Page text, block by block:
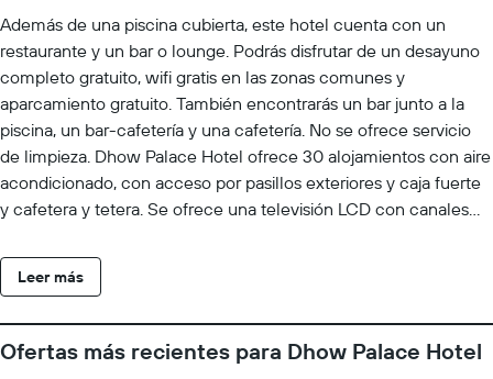
Además de una piscina cubierta, este hotel cuenta con un
restaurante y un bar o lounge. Podrás disfrutar de un desayuno
completo gratuito, wifi gratis en las zonas comunes y
aparcamiento gratuito. También encontrarás un bar junto a la
piscina, un bar-cafetería y una cafetería. No se ofrece servicio
de limpieza. Dhow Palace Hotel ofrece 30 alojamientos con aire
acondicionado, con acceso por pasillos exteriores y caja fuerte
y cafetera y tetera. Se ofrece una televisión LCD con canales
secador de pelo. Este hotel en Ciudad de Zanzíbar ofrece
acceso a Internet wifi gratis. Los servicios para las personas de
piscina cubierta y piscina infantil. Se pueden practicar las
actividades de ocio y esparcimiento que se indican más abajo
Leer más
Ofertas más recientes para Dhow Palace Hotel